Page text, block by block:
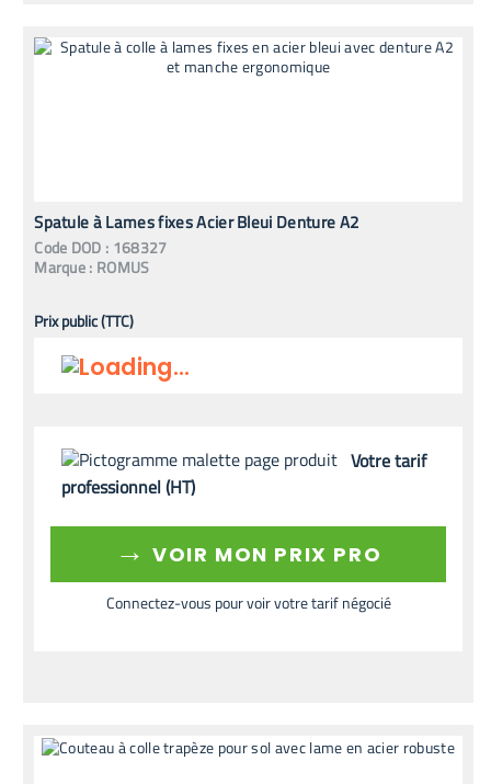
Spatule à Lames fixes Acier Bleui Denture A2
Code DOD : 168327
Marque : ROMUS
Prix public (TTC)
Votre tarif
professionnel (HT)
→ VOIR MON PRIX PRO
Connectez-vous pour voir votre tarif négocié